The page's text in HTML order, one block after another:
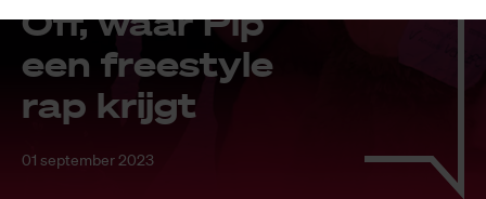
Off, waar Pip
een freesty­le
rap krijgt
01 september 2023